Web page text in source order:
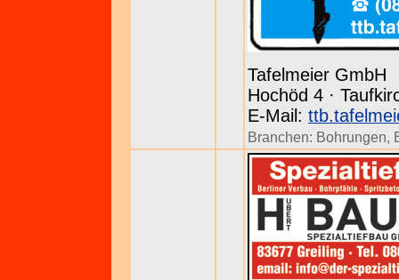
Tafelmeier GmbH
Hochöd 4 ·
E-Mail:
Branchen: Bohrungen,